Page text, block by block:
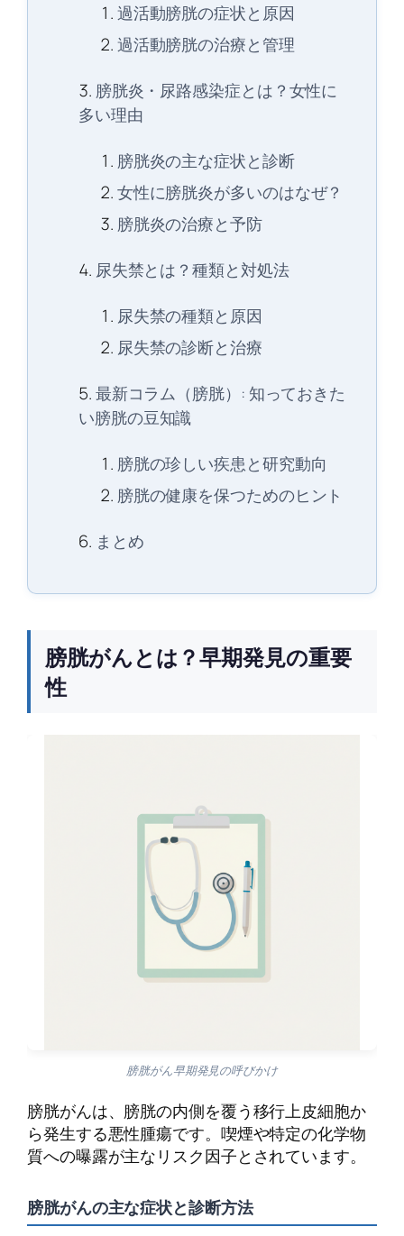
過活動膀胱の症状と原因
過活動膀胱の治療と管理
膀胱炎・尿路感染症とは？女性に
多い理由
膀胱炎の主な症状と診断
女性に膀胱炎が多いのはなぜ？
膀胱炎の治療と予防
尿失禁とは？種類と対処法
尿失禁の種類と原因
尿失禁の診断と治療
最新コラム（膀胱）: 知っておきた
い膀胱の豆知識
膀胱の珍しい疾患と研究動向
膀胱の健康を保つためのヒント
まとめ
膀胱がんとは？早期発見の重要
性
膀胱がん早期発見の呼びかけ
膀胱がんは、膀胱の内側を覆う移行上皮細胞か
ら発生する悪性腫瘍です。喫煙や特定の化学物
質への曝露が主なリスク因子とされています。
膀胱がんの主な症状と診断方法